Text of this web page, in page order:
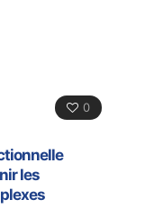
0
les